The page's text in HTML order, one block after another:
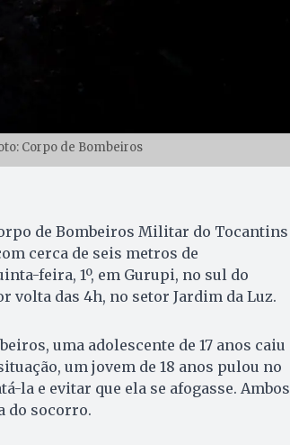
Corpo de Bombeiros
de Bombeiros Militar do Tocantins
cerca de seis metros de
feira, 1º, em Gurupi, no sul do
volta das 4h, no setor Jardim da Luz.
uma adolescente de 17 anos caiu
um jovem de 18 anos pulou no
la e evitar que ela se afogasse. Ambos
do socorro.